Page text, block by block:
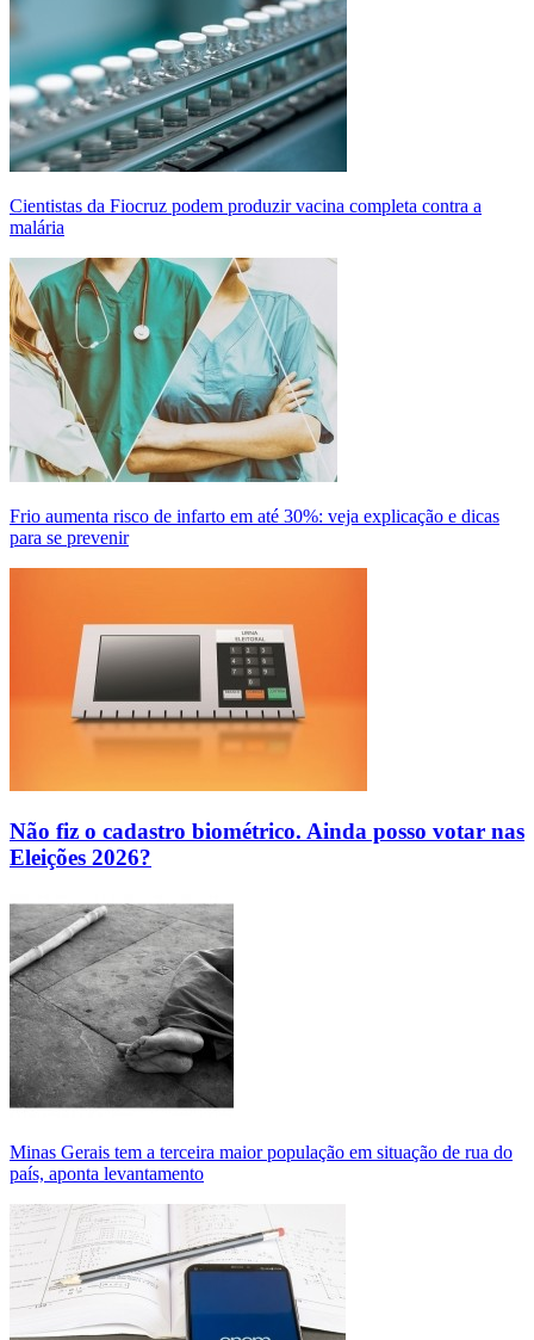
Cientistas da Fiocruz podem produzir vacina completa contra a
malária
Frio aumenta risco de infarto em até 30%: veja explicação e dicas
para se prevenir
Não fiz o cadastro biométrico. Ainda posso votar nas
Eleições 2026?
Minas Gerais tem a terceira maior população em situação de rua do
país, aponta levantamento